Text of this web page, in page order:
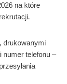
na które
drukowanymi
numer telefonu –